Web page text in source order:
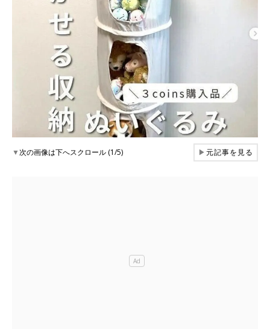
▼次の画像は下へスクロール (1/5) ▶元記事を見る